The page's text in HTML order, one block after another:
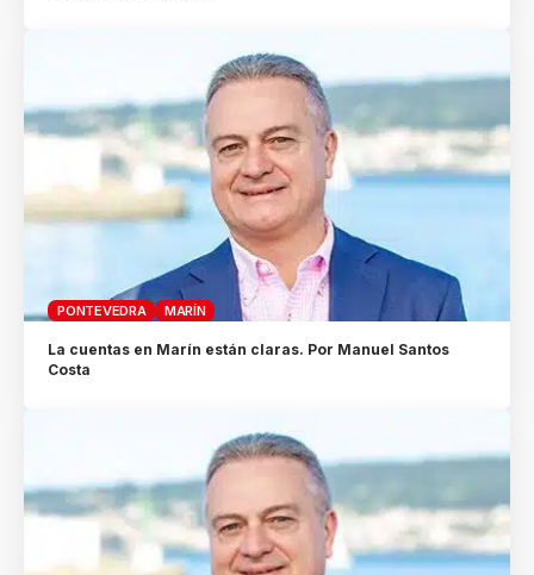
PONTEVEDRA MARÍN
La cuentas en Marín están claras. Por Manuel Santos
Costa